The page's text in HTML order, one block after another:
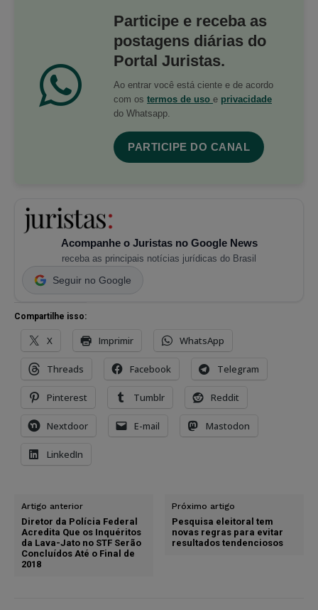
Participe e receba as
postagens diárias do
Portal Juristas.
Ao entrar você está ciente e de acordo
com os termos de uso e privacidade
do Whatsapp.
PARTICIPE DO CANAL
Acompanhe o Juristas no Google News
receba as principais notícias jurídicas do Brasil
Seguir no Google
Compartilhe isso:
X Imprimir WhatsApp
Threads Facebook Telegram
Pinterest Tumblr Reddit
Nextdoor E-mail Mastodon
LinkedIn
Artigo anterior
Diretor da Polícia Federal
Acredita Que os Inquéritos
da Lava-Jato no STF Serão
Concluídos Até o Final de
2018
Próximo artigo
Pesquisa eleitoral tem
novas regras para evitar
resultados tendenciosos